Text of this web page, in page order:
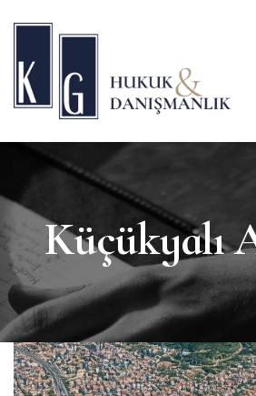
Küçükyalı